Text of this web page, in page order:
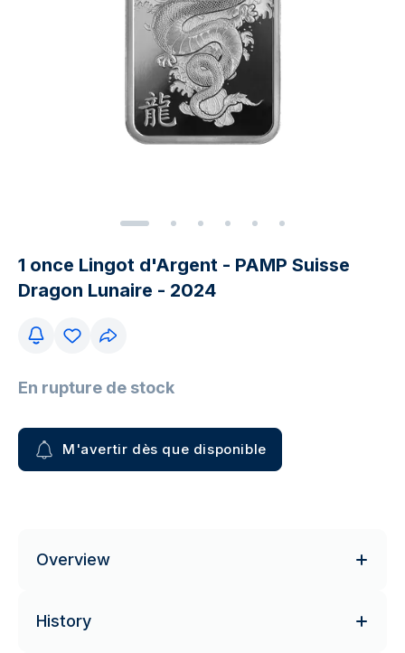
1 once Lingot d'Argent - PAMP Suisse
Dragon Lunaire - 2024
En rupture de stock
M'avertir dès que disponible
Overview
History